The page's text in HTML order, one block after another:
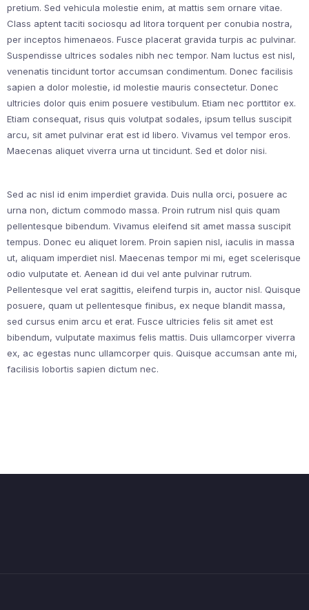
pretium. Sed vehicula molestie enim, at mattis sem ornare vitae.
Class aptent taciti sociosqu ad litora torquent per conubia nostra,
per inceptos himenaeos. Fusce placerat gravida turpis ac pulvinar.
Suspendisse ultrices sodales nibh nec tempor. Nam luctus est nisl,
venenatis tincidunt tortor accumsan condimentum. Donec facilisis
sapien a dolor molestie, id molestie mauris consectetur. Donec
ultricies dolor quis enim posuere vestibulum. Etiam nec porttitor ex.
Etiam consequat, risus quis volutpat sodales, ipsum tellus suscipit
arcu, sit amet pulvinar erat est id libero. Vivamus vel tempor eros.
Maecenas aliquet viverra urna ut tincidunt. Sed et dolor nisi.
Sed ac nisl id enim imperdiet gravida. Duis nulla orci, posuere ac
urna non, dictum commodo massa. Proin rutrum nisl quis quam
pellentesque bibendum. Vivamus eleifend sit amet massa suscipit
tempus. Donec eu aliquet lorem. Proin sapien nisl, iaculis in massa
ut, aliquam imperdiet nisl. Maecenas tempor mi mi, eget scelerisque
odio vulputate et. Aenean id dui vel ante pulvinar rutrum.
Pellentesque vel erat sagittis, eleifend turpis in, auctor nisl. Quisque
posuere, quam ut pellentesque finibus, ex neque blandit massa,
sed cursus enim arcu et erat. Fusce ultricies felis sit amet est
bibendum, vulputate maximus felis mattis. Duis ullamcorper viverra
ex, ac egestas nunc ullamcorper quis. Quisque accumsan ante mi,
facilisis lobortis sapien dictum nec.